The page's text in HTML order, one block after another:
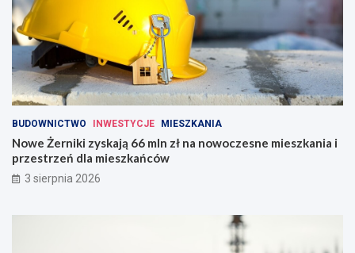
BUDOWNICTWO INWESTYCJE MIESZKANIA
Nowe Żerniki zyskają 66 mln zł na nowoczesne mieszkania i
przestrzeń dla mieszkańców
3 sierpnia 2026